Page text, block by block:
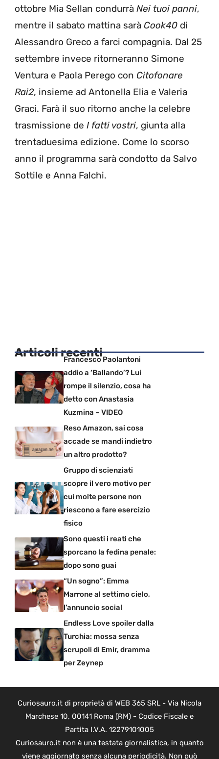
ottobre Mia Sellan condurrà Nei tuoi panni,
mentre il sabato mattina sarà Cook40 di
Alessandro Greco a farci compagnia. Dal 25
settembre invece ritorneranno Simone
Ventura e Paola Perego con Citofonare
Rai2, insieme ad Antonella Elia e Valeria
Graci. Farà il suo ritorno anche la celebre
trasmissione de I fatti vostri, giunta alla
trentaduesima edizione. Come lo scorso
anno il programma sarà condotto da Salvo
Sottile e Anna Falchi.
Articoli recentiFrancesco Paolantoni
addio a ‘Ballando’? Lui
rompe il silenzio, cosa ha
detto con Anastasia
Kuzmina – VIDEO
Reso Amazon, sai cosa
accade se mandi indietro
un altro prodotto?
Gruppo di scienziati
scopre il vero motivo per
cui molte persone non
riescono a fare esercizio
fisico
Sono questi i reati che
sporcano la fedina penale:
dopo sono guai
“Un sogno”: Emma
Marrone al settimo cielo,
l’annuncio social
Endless Love spoiler dalla
Turchia: mossa senza
scrupoli di Emir, dramma
per Zeynep
Curiosauro.it di proprietà di WEB 365 SRL - Via Nicola
Marchese 10, 00141 Roma (RM) - Codice Fiscale e
Partita I.V.A. 12279101005
Curiosauro.it non è una testata giornalistica, in quanto
viene aggiornato senza alcuna periodicità. Non può